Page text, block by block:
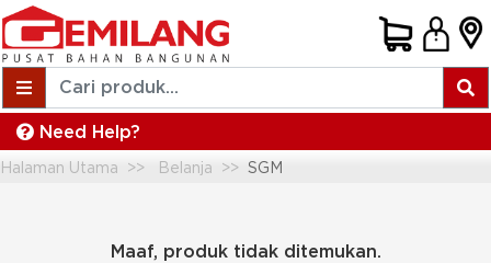
Need Help?
Halaman Utama Belanja SGM
Maaf, produk tidak ditemukan.